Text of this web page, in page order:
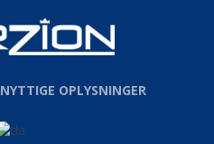
NYTTIGE OPLYSNINGER